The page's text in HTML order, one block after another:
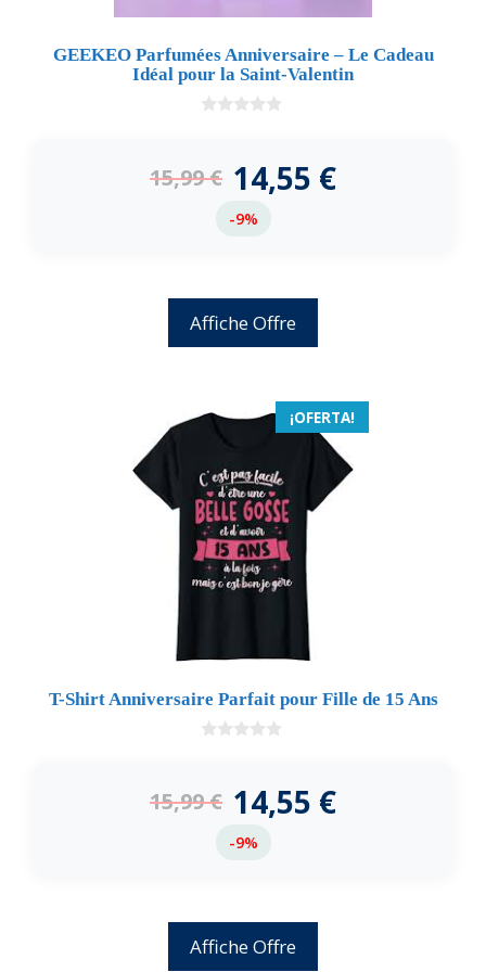
GEEKEO Parfumées Anniversaire – Le Cadeau
Idéal pour la Saint-Valentin
5
15,99€ 14,55 €
-9%
Affiche Offre
¡OFERTA!
T-Shirt Anniversaire Parfait pour Fille de 15 Ans
5
15,99€ 14,55 €
-9%
Affiche Offre